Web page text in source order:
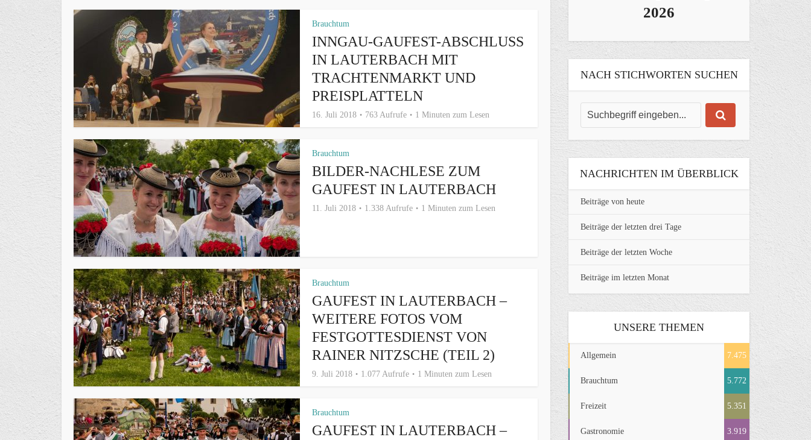
Brauchtum
INNGAU-GAUFEST-ABSCHLUSS
IN LAUTERBACH MIT
TRACHTENMARKT UND
PREISPLATTELN
16. Juli 2018 763 Aufrufe 1 Minuten zum Lesen
Brauchtum
BILDER-NACHLESE ZUM
GAUFEST IN LAUTERBACH
11. Juli 2018 1.338 Aufrufe 1 Minuten zum Lesen
Brauchtum
GAUFEST IN LAUTERBACH –
WEITERE FOTOS VOM
FESTGOTTESDIENST VON
RAINER NITZSCHE (TEIL 2)
9. Juli 2018 1.077 Aufrufe 1 Minuten zum Lesen
Brauchtum
GAUFEST IN LAUTERBACH –
2026
NACH STICHWORTEN SUCHEN
NACHRICHTEN IM ÜBERBLICK
Beiträge von heute
Beiträge der letzten drei Tage
Beiträge der letzten Woche
Beiträge im letzten Monat
UNSERE THEMEN
Allgemein 7.475
Brauchtum 5.772
Freizeit 5.351
Gastronomie 3.919